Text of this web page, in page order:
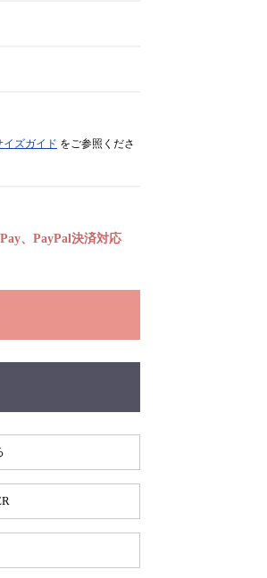
イズガイド をご参照くださ
、PayPal決済対応